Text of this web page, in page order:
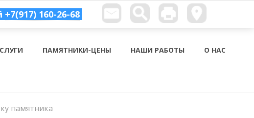
+7(917) 160-26-68
ПАМЯТНИКИ-ЦЕНЫ НАШИ РАБОТЫ О НАС
памятника